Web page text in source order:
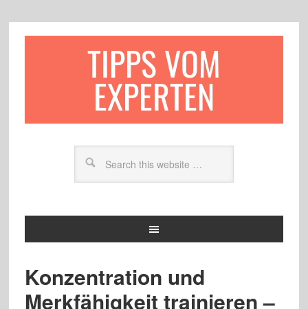
TIPPS VOM
EXPERTEN
Konzentration und
Merkfähigkeit trainieren –